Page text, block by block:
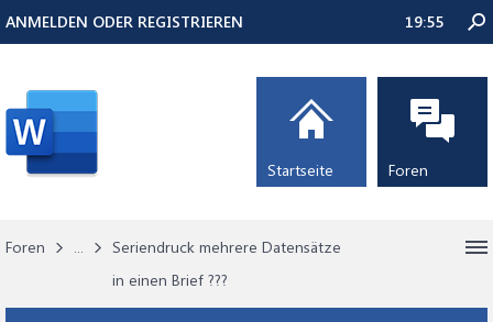
Foren ...
Seriendruck mehrere Datensätze
in einen Brief ???
ANMELDEN ODER REGISTRIEREN 19:55
Startseite Foren